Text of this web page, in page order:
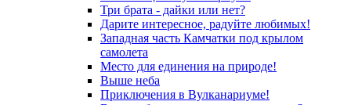
Три брата - дайки или нет?
Дарите интересное, радуйте любимых!
Западная часть Камчатки под крылом
самолета
Место для единения на природе!
Выше неба
Приключения в Вулканариуме!